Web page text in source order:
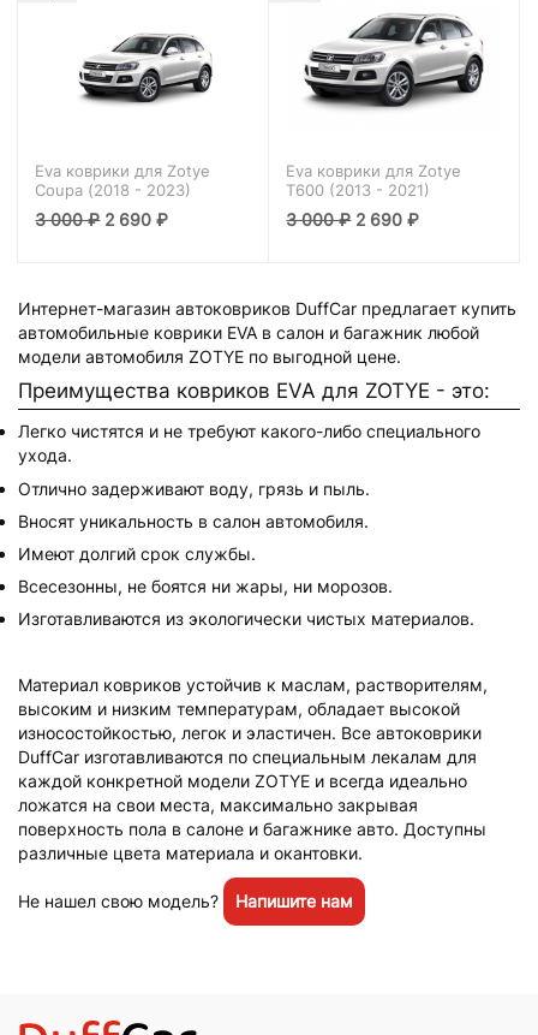
Eva коврики для Zotye
Coupa (2018 - 2023)
3 000₽ 2 690₽
Eva коврики для Zotye
T600 (2013 - 2021)
3 000₽ 2 690₽
Интернет-магазин автоковриков DuffCar предлагает купить
автомобильные коврики EVA в салон и багажник любой
модели автомобиля ZOTYE по выгодной цене.
Преимущества ковриков EVA для ZOTYE - это:
Легко чистятся и не требуют какого-либо специального
ухода.
Отлично задерживают воду, грязь и пыль.
Вносят уникальность в салон автомобиля.
Имеют долгий срок службы.
Всесезонны, не боятся ни жары, ни морозов.
Изготавливаются из экологически чистых материалов.
Материал ковриков устойчив к маслам, растворителям,
высоким и низким температурам, обладает высокой
износостойкостью, легок и эластичен. Все автоковрики
DuffCar изготавливаются по специальным лекалам для
каждой конкретной модели ZOTYE и всегда идеально
ложатся на свои места, максимально закрывая
поверхность пола в салоне и багажнике авто. Доступны
различные цвета материала и окантовки.
Не нашел свою модель? Напишите нам